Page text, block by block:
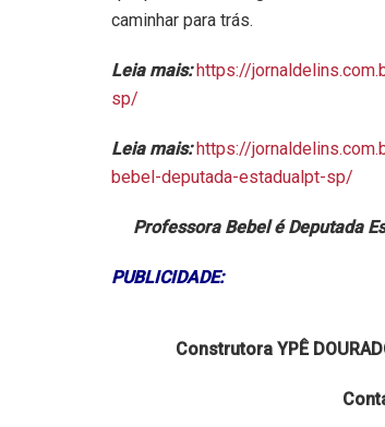
caminhar para trás.
Leia mais: https://
sp/
Leia mais:https://
bebel-deputada-estadualpt-sp/
Professora Bebel é Deputada
PUBLICIDADE:
Construtora YPÊ